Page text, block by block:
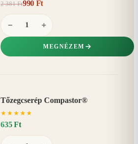
2 381 Ft990 Ft
− +
MEGNÉZEM
Tőzegcserép Compastor®
★ ★ ★ ★ ★
635 Ft